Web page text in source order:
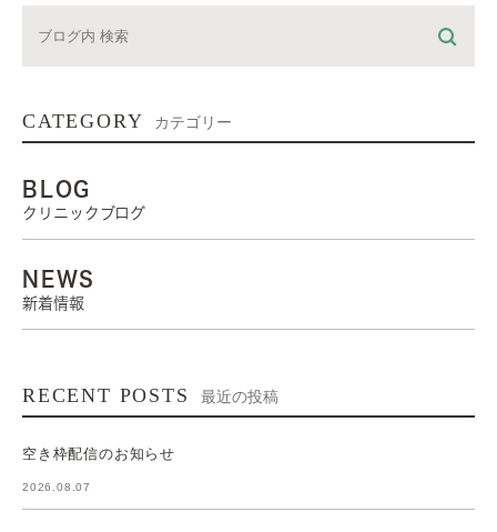
CATEGORY カテゴリー
BLOG
クリニックブログ
NEWS
新着情報
RECENT POSTS 最近の投稿
空き枠配信のお知らせ
2026.08.07